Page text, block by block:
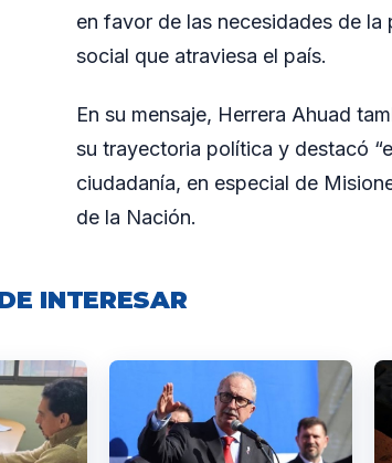
en favor de las necesidades de
social que atraviesa el país.
En su mensaje, Herrera Ahuad
su trayectoria política y destacó
ciudadanía, en especial de
de la Nación.
INTERESAR